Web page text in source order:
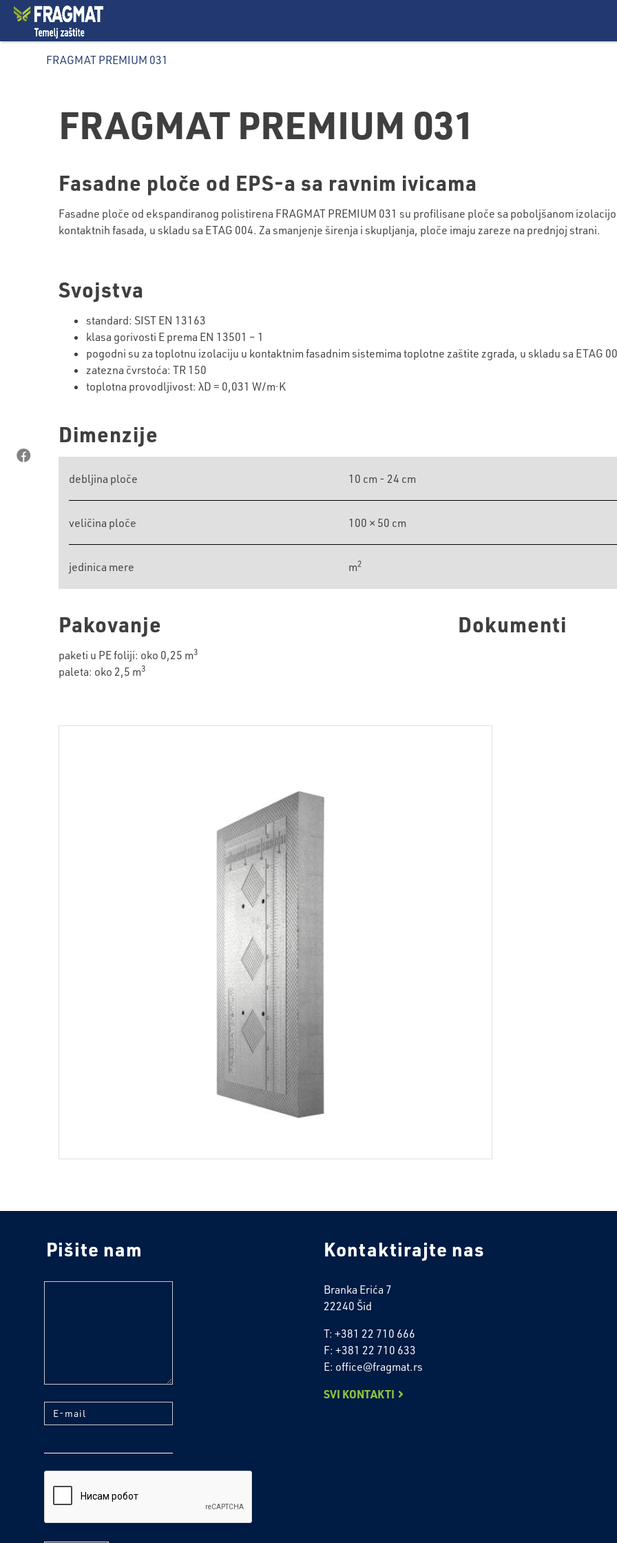
FRAGMAT PREMIUM 031
FRAGMAT PREMIUM 031
Fasadne ploče od EPS-a sa ravnim ivicama
Fasadne ploče od ekspandiranog polistirena FRAGMAT PREMIUM 031 su profilisane ploče sa poboljšanom
kontaktnih fasada, u skladu sa ETAG 004. Za smanjenje širenja i skupljanja, ploče imaju zareze na prednjoj strani.
Svojstva
standard: SIST EN 13163
klasa gorivosti E prema EN 13501 – 1
pogodni su za toplotnu izolaciju u kontaktnim fasadnim sistemima toplotne zaštite zgrada, u skladu sa ETAG
zatezna čvrstoća: TR 150
toplotna provodljivost: λD = 0,031 W/m·K
Dimenzije
debljina ploče 10 cm - 24 cm
veličina ploče 100 × 50 cm
jedinica mere m2
Pakovanje
paketi u PE foliji: oko 0,25 m3
paleta: oko 2,5 m3
Dokumenti
Pišite nam
E-mail
Kontaktirajte nas
Branka Erića 7
22240 Šid
T: +381 22 710 666
F: +381 22 710 633
E: office@fragmat.rs
SVI KONTAKTI